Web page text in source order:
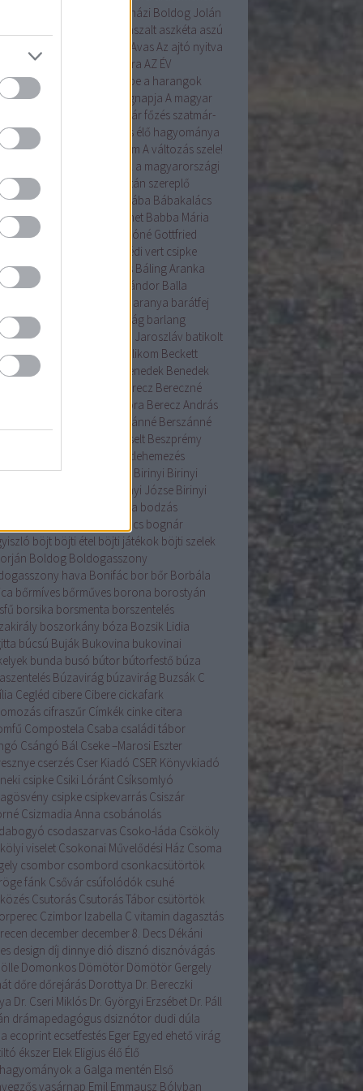
Árpádházi Boldog Jolán
aszalt aszkéta aszú
AvasAz ajtó nyitva
Az Én Újságom az Év madara AZ ÉV
a betakarítás ünnepe a harangok
mennek
a kenyér világnapja A magyar
A szilvalekvár főzés szatmár-
hagyománya
A tojásírás élő hagyománya
A Tudás 6alom A változás szele!
gyökérzettel rendelkeznek a magyarországi
A Világörökség Listán szereplő
helyszínek
bába Bábakalács
Bábtársulat
Babanet Babba Mária
Bakóné Gottfried
balatonendrédi vert csipke
Balázs-járás balázsolás Báling Aranka
Lászlóné
Bálint Sándor Balla
Baranya barátfej
Barbara Barkóság barlang
Bartha Júlia Bastyur Jaroszláv batikolt
Bazsalikom Beckett
beigli Benedek Benedek
Berecz Bereczné
Bereczné Lázár Nóra Berecz András
Berszánné Berszánné
berzselt Beszprémy
betlehemezés
kiállítás
Birinyi Birinyi
Birinyi Józse Birinyi
bodza bodzás
bogáncs bognár
böjt böjti étel böjti játékok böjti szelek
Boldog Boldogasszony
hava Bonifác bor bőr Borbála
bőrmíves bőrműves borona borostyán
borsika borsmenta borszentelés
boszorkány bóza Bozsik Lidia
búcsú Buják Bukovina bukovinai
bunda busó bútor bútorfestő búza
Búzavirág búzavirág Buzsák C
Cegléd cibere Cibere cickafark
cifraszűr Címkék cinke citera
Compostela Csaba családi tábor
Csángó Bál Cseke –Marosi Eszter
cserzés Cser Kiadó CSER Könyvkiadó
csipke Csiki Lóránt Csíksomlyó
csipke csipkevarrás Csiszár
Csizmadia Anna csobánolás
csodaszarvas Csoko-láda Csököly
viselet Csokonai Művelődési Ház Csoma
csombor csombord csonkacsütörtök
fánk Csővár csúfolódók csuhé
Csutorás Csutorás Tábor csütörtök
Czimbor Izabella C vitamin dagasztás
december december 8. Decs Dékáni
design díj dinnye dió disznó disznóvágás
Domonkos Dömötör Dömötör Gergely
dőre dőrejárás Dorottya Dr. Bereczki
Dr. Cseri Miklós Dr. Györgyi Erzsébet Dr. Páll
drámapedagógus dsiznótor dudi dúla
ecoprint ecsetfestés Eger Egyed ehető virág
ékszer Elek Eligius élő Élő
a Galga mentén Első
vasárnap Emil Emmausz Bólyban